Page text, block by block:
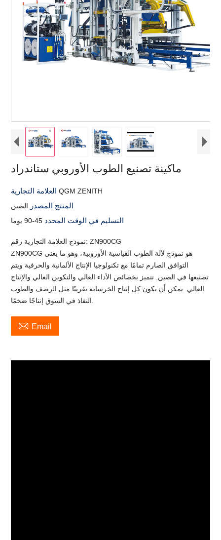
ماكينة تصنيع الطوب الأوروبي ستاندراد
العلامة التجاريةQGM ZENITH
المنتج المصدر الصين
التسليم في الوقت المحدد 45-90 يوما
نموذج العلامة التجارية رقم: ZN900CG
ZN900CG هو نموذج لآلة الطوب القياسية الأوروبية، وهو ما يعني
التوافق الصارم تمامًا مع تكنولوجيا الإنتاج الألمانية والحرفية ويتم
تصنيعها في الصين. تتميز بخصائص الأداء العالي والتكوين العالي والإنتاج
العالي. يمكن أن يكون كل إنتاج الخرسانة تقريبًا مثل الرصف والطوب
 Email